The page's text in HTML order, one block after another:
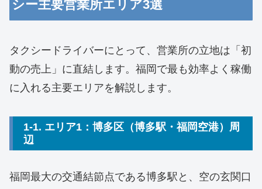
シー主要営業所エリア3選
タクシードライバーにとって、営業所の立地は「初
動の売上」に直結します。福岡で最も効率よく稼働
に入れる主要エリアを解説します。
1-1. エリア1：博多区（博多駅・福岡空港）周
辺
福岡最大の交通結節点である博多駅と、空の玄関口